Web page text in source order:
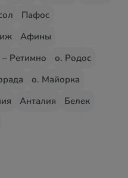
Пафос
Афины
– Ретимно
о. Родос
о. Майорка
Анталия
Белек